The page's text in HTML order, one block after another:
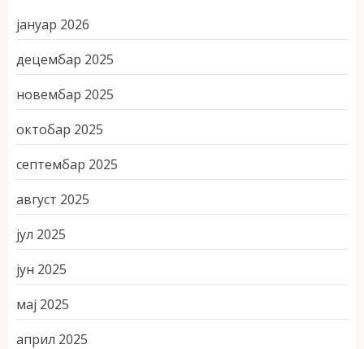
јануар 2026
децембар 2025
новембар 2025
октобар 2025
септембар 2025
август 2025
јул 2025
јун 2025
мај 2025
април 2025